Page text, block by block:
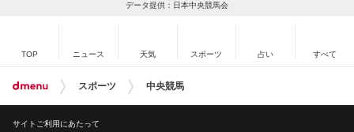
データ提供：日本中央競馬会
TOP ニュース 天気 スポーツ 占い すべて
スポーツ 中央競馬
サイトご利用にあたって